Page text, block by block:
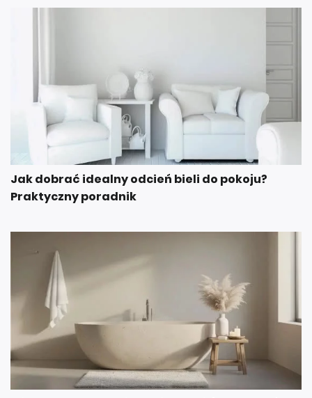
Jak dobrać idealny odcień bieli do pokoju?
Praktyczny poradnik